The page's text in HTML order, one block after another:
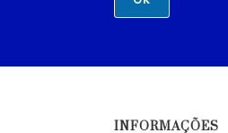
INFORMAÇÕES